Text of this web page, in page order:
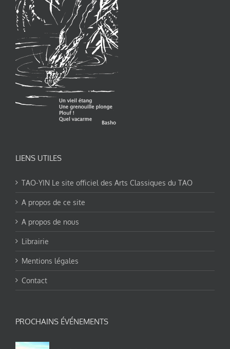
LIENS UTILES
TAO-YIN Le site officiel des Arts Classiques du TAO
A propos de ce site
A propos de nous
Librairie
Mentions légales
Contact
PROCHAINS ÉVÉNEMENTS